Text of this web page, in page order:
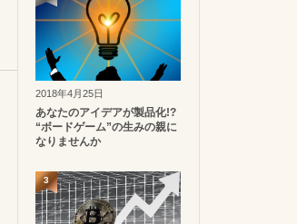
2018年4月25日
あなたのアイデアが製品化!?
“ボードゲーム”の生みの親に
なりませんか
3